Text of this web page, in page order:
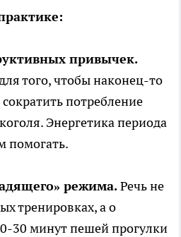
привычек.
того, чтобы наконец-то
потребление
Энергетика периода
помогать.
режима.Речь не
тренировках, а о
30 минут пешей прогулки